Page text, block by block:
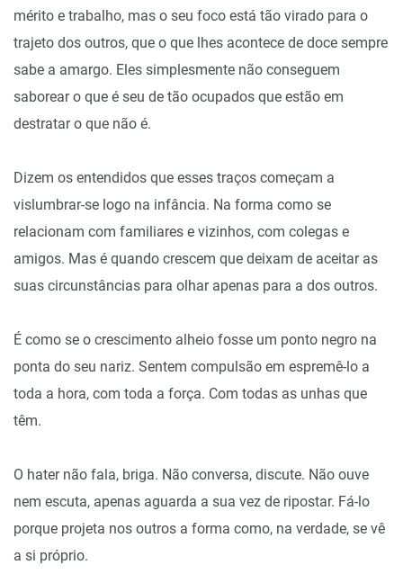
mérito e trabalho, mas o seu foco está tão virado para o
trajeto dos outros, que o que lhes acontece de doce sempre
sabe a amargo. Eles simplesmente não conseguem
saborear o que é seu de tão ocupados que estão em
destratar o que não é.
Dizem os entendidos que esses traços começam a
vislumbrar-se logo na infância. Na forma como se
relacionam com familiares e vizinhos, com colegas e
amigos. Mas é quando crescem que deixam de aceitar as
suas circunstâncias para olhar apenas para a dos outros.
É como se o crescimento alheio fosse um ponto negro na
ponta do seu nariz. Sentem compulsão em espremê-lo a
toda a hora, com toda a força. Com todas as unhas que
têm.
O hater não fala, briga. Não conversa, discute. Não ouve
nem escuta, apenas aguarda a sua vez de ripostar. Fá-lo
porque projeta nos outros a forma como, na verdade, se vê
a si próprio.